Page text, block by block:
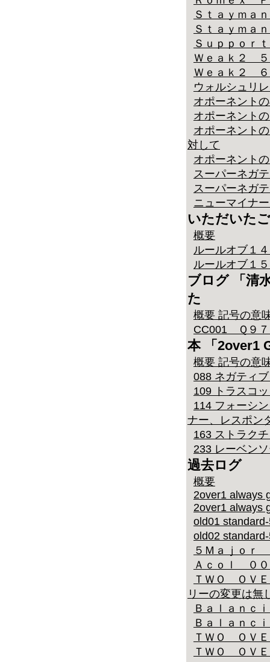
Ｓｔａｙｍａ
Ｓｔａｙｍａ
Ｓｕｐｐｏｒ
Ｗｅａｋ２
Ｗｅａｋ２
ウォルシュリ
オポーネント
オポーネント
オポーネント
対して
オポーネント
スーパーネガ
スーパーネガ
ニューマイナ
いただいた
概要
ルールオブ１
ルールオブ１
ブログ 「清
た
概要 記号の意
CC001 Ｑ９
本 「2over1
概要 記号の意
088 ネガティ
109 トラスコ
114 フォーシ
ナー、レスポン
163 ストラク
233 レーベン
過去ログ
概要
2over1 always
2over1 always
old01
old02
５Ｍａｊｏ
Ａｃｏｌ ０
ＴＷＯ ＯＶ
リーの変更は
Ｂａｌａｎｃ
Ｂａｌａｎｃ
ＴＷＯ ＯＶ
ＴＷＯ ＯＶ